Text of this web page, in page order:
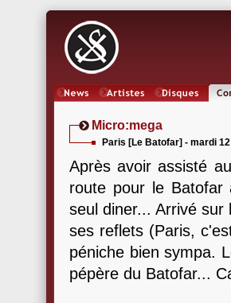
Micro:mega
Paris [Le Batofar] - mardi
Après avoir assisté
route pour le Batofar
seul diner... Arrivé
ses reflets (Paris,
péniche bien sympa.
pépère du Batofar...